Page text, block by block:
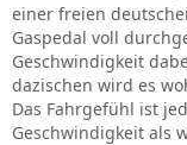
einer freien
Gaspedal voll
Geschwindigkeit
dazischen wird es
Das Fahrgefühl ist
Geschwindigkeit als